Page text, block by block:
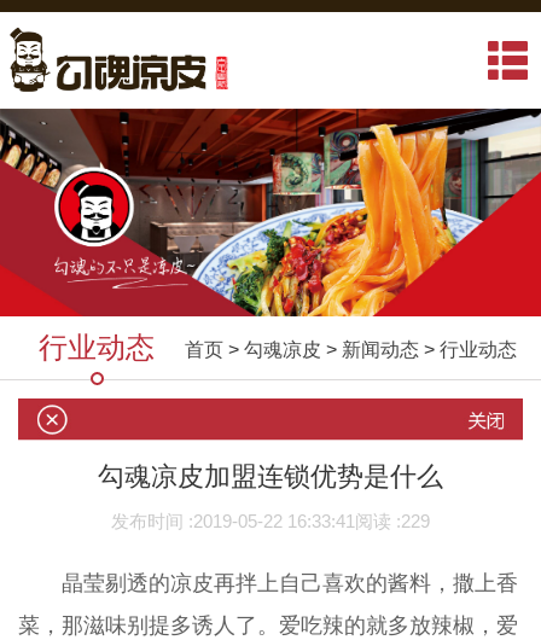
行业动态 首页 > 勾魂凉皮 > 新闻动态 > 行业动态
勾魂凉皮加盟连锁优势是什么
发布时间 :2019-05-22 16:33:41 阅读 :229
晶莹剔透的凉皮再拌上自己喜欢的酱料，撒上香
菜，那滋味别提多诱人了。爱吃辣的就多放辣椒，爱